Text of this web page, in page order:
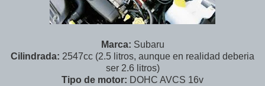
Marca: Subaru
Cilindrada: 2547cc (2.5 litros, aunque en realidad deberia
ser 2.6 litros)
Tipo de motor: DOHC AVCS 16v